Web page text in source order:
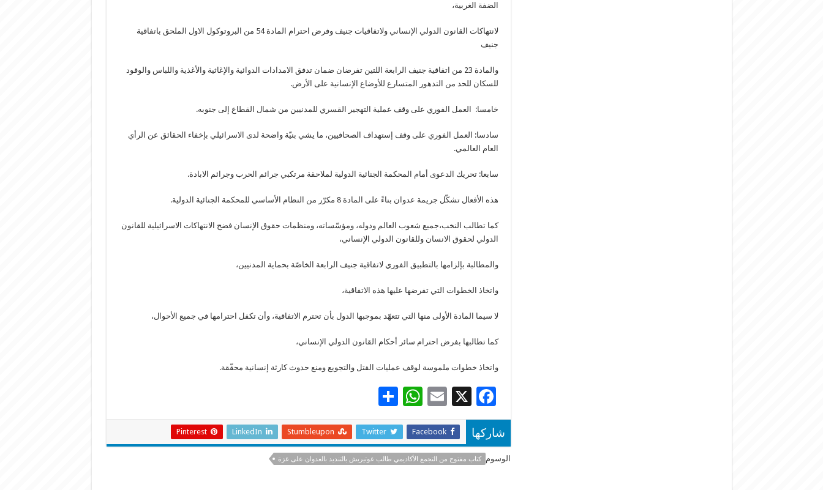
الضفة الغربية،
لانتهاكات القانون الدولي الإنساني ولاتفاقيات جنيف وفرض احترام المادة 54 من البروتوكول الاول الملحق باتفاقية
جنيف
والمادة 23 من اتفاقية جنيف الرابعة اللتين تفرضان ضمان تدفق الامدادات الدوائية والإغاثية والأغذية واللباس والوقود
للسكان للحد من التدهور المتسارع للأوضاع الإنسانية على الأرض.
خامسا: العمل الفوري على وقف عملية التهجير القسري للمدنيين من شمال القطاع إلى جنوبه.
سادسا: العمل الفوري على وقف إستهداف الصحافيين، ما يشي بنيّة واضحة لدى الاسرائيلي بإخفاء الحقائق عن الرأي
العام العالمي.
سابعا: تحريك الدعوى أمام المحكمة الجنائية الدولية لملاحقة مرتكبي جرائم الحرب وجرائم الابادة.
هذه الأفعال تشكّل جريمة عدوان بناءً على المادة 8 مكرّر من النظام الأساسي للمحكمة الجنائية الدولية.
كما تطالب النخب،جميع شعوب العالم ودوله، ومؤسّساته، ومنظمات حقوق الإنسان فضح الانتهاكات الاسرائيلية للقانون
الدولي لحقوق الانسان وللقانون الدولي الإنساني،
والمطالبة بإلزامها بالتطبيق الفوري لاتفاقية جنيف الرابعة الخاصّة بحماية المدنيين،
واتخاذ الخطوات التي تفرضها عليها هذه الاتفاقية،
لا سيما المادة الأولى منها التي تتعهّد بموجبها الدول بأن تحترم الاتفاقية، وأن تكفل احترامها في جميع الأحوال،
كما تطالبها بفرض احترام سائر أحكام القانون الدولي الإنساني،
واتخاذ خطوات ملموسة لوقف عمليات القتل والتجويع ومنع حدوث كارثة إنسانية محقّقة.
F
ac
e
b
X
E
ai
l
W
at
sA
ar
e
شاركها Facebook
Twitter
Stumbleupon
LinkedIn
Pinterest
الوسوم كتاب مفتوح من التجمع الأكاديمي طالب غوتيريش بالتنديد بالعدوان على غزة